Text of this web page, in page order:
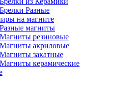
Брелки Разные
на магните
Разные магниты
Магниты резиновые
Магниты акриловые
Магниты закатные
Магниты керамические